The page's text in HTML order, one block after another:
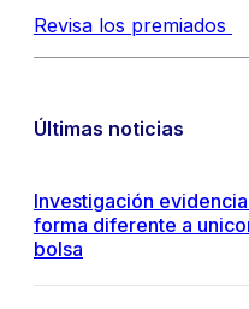
Revisa los premiados
Últimas noticias
Investigación
forma diferente a
bolsa